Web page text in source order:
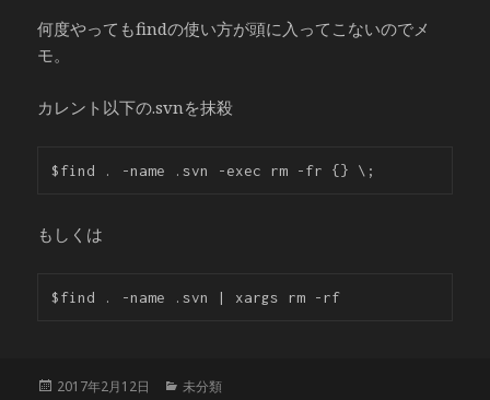
何度やってもfindの使い方が頭に入ってこないのでメ
モ。
カレント以下の.svnを抹殺
$find . -name .svn -exec rm -fr {} \;
もしくは
$find . -name .svn | xargs rm -rf
投
2017年2月12日
カ
未分類